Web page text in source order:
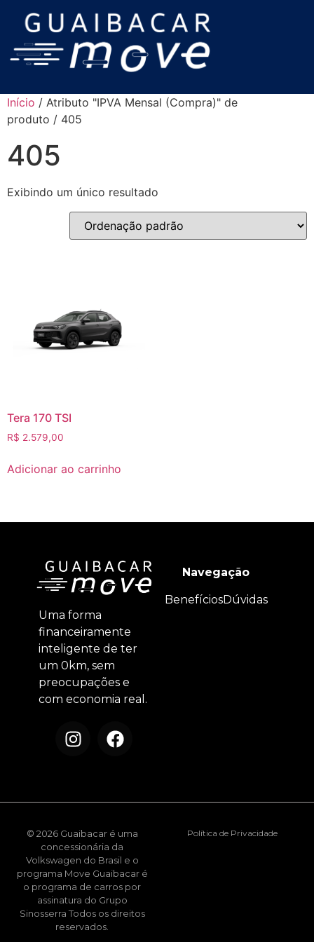
Início / Atributo "IPVA Mensal (Compra)" de
produto / 405
405
Exibindo um único resultado
Tera 170 TSI
R$ 2.579,00
Adicionar ao carrinho
Uma forma
financeiramente
inteligente de ter
um 0km, sem
preocupações e
com economia real.
Navegação
BenefíciosDúvidas
© 2026 Guaibacar é uma
concessionária da
Volkswagen do Brasil e o
programa Move Guaibacar é
o programa de carros por
assinatura do Grupo
Sinosserra Todos os direitos
reservados.
Política de Privacidade